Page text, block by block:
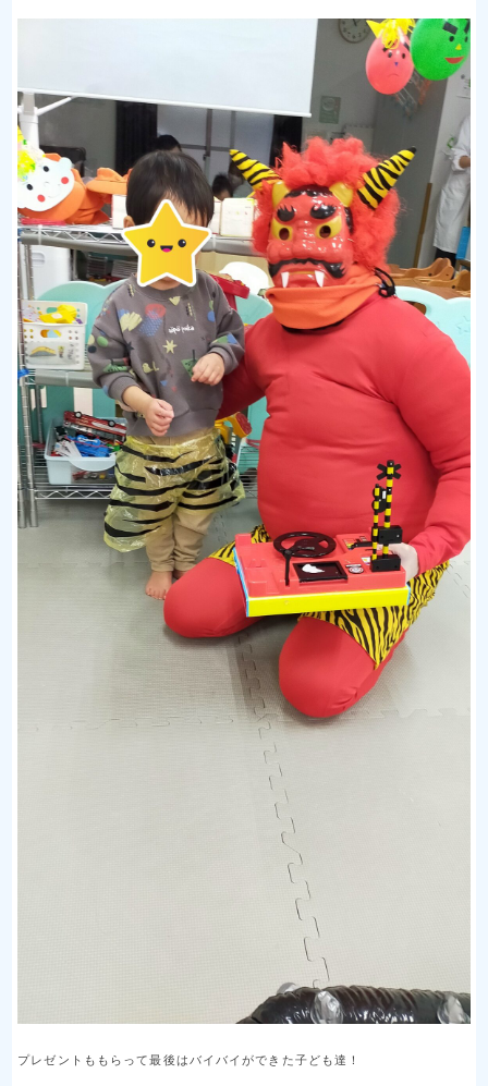
プレゼントももらって最後はバイバイができた子ども達！